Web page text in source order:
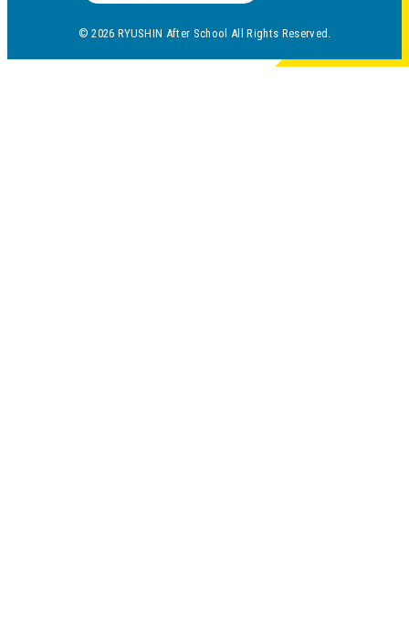
© 2026 RYUSHIN After School All Rights Reserved.